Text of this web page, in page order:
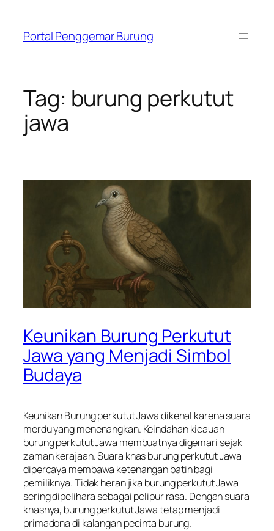
content
Portal Penggemar Burung
Tag: burung perkutut
jawa
Keunikan Burung Perkutut
Jawa yang Menjadi Simbol
Budaya
Keunikan Burung perkutut Jawa dikenal karena suara
merdu yang menenangkan. Keindahan kicauan
burung perkutut Jawa membuatnya digemari sejak
zaman kerajaan. Suara khas burung perkutut Jawa
dipercaya membawa ketenangan batin bagi
pemiliknya. Tidak heran jika burung perkutut Jawa
sering dipelihara sebagai pelipur rasa. Dengan suara
khasnya, burung perkutut Jawa tetap menjadi
primadona di kalangan pecinta burung.